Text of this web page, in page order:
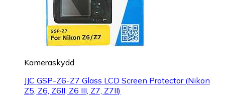
Kameraskydd
JJC GSP-Z6-Z7 Glass LCD Screen Protector (Nikon
Z5, Z6, Z6II, Z6 III, Z7, Z7II)